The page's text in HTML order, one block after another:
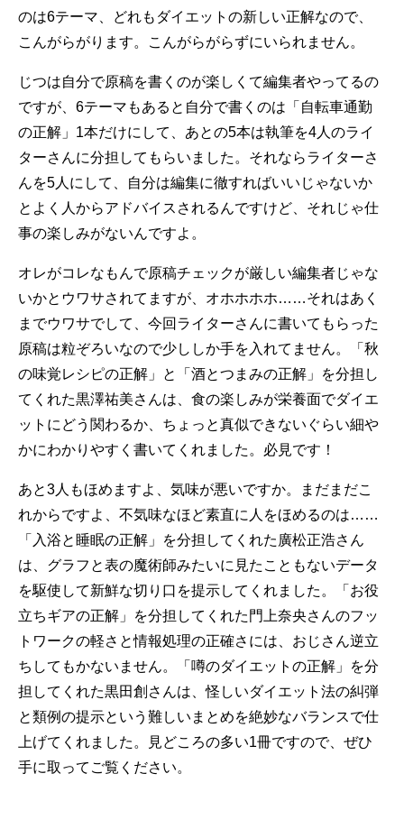
のは6テーマ、どれもダイエットの新しい正解なので、
こんがらがります。こんがらがらずにいられません。
じつは自分で原稿を書くのが楽しくて編集者やってるの
ですが、6テーマもあると自分で書くのは「自転車通勤
の正解」1本だけにして、あとの5本は執筆を4人のライ
ターさんに分担してもらいました。それならライターさ
んを5人にして、自分は編集に徹すればいいじゃないか
とよく人からアドバイスされるんですけど、それじゃ仕
事の楽しみがないんですよ。
オレがコレなもんで原稿チェックが厳しい編集者じゃな
いかとウワサされてますが、オホホホホ……それはあく
までウワサでして、今回ライターさんに書いてもらった
原稿は粒ぞろいなので少ししか手を入れてません。「秋
の味覚レシピの正解」と「酒とつまみの正解」を分担し
てくれた黒澤祐美さんは、食の楽しみが栄養面でダイエ
ットにどう関わるか、ちょっと真似できないぐらい細や
かにわかりやすく書いてくれました。必見です！
あと3人もほめますよ、気味が悪いですか。まだまだこ
れからですよ、不気味なほど素直に人をほめるのは……
「入浴と睡眠の正解」を分担してくれた廣松正浩さん
は、グラフと表の魔術師みたいに見たこともないデータ
を駆使して新鮮な切り口を提示してくれました。「お役
立ちギアの正解」を分担してくれた門上奈央さんのフッ
トワークの軽さと情報処理の正確さには、おじさん逆立
ちしてもかないません。「噂のダイエットの正解」を分
担してくれた黒田創さんは、怪しいダイエット法の糾弾
と類例の提示という難しいまとめを絶妙なバランスで仕
上げてくれました。見どころの多い1冊ですので、ぜひ
手に取ってご覧ください。